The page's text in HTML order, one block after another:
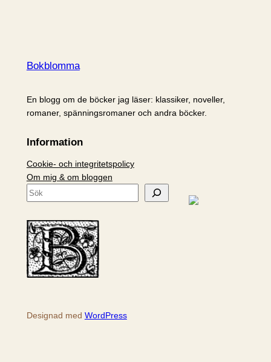
Bokblomma
En blogg om de böcker jag läser: klassiker, noveller,
romaner, spänningsromaner och andra böcker.
Information
Cookie- och integritetspolicy
Om mig & om bloggen
S
k
Designad med WordPress